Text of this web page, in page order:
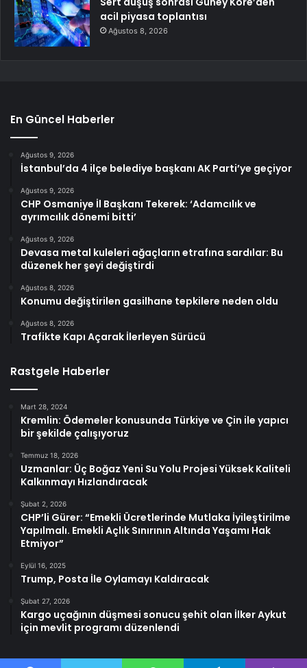
acil piyasa toplantısı
Ağustos 8, 2026
En Güncel Haberler
Ağustos 9, 2026
İstanbul’da 4 ilçe belediye başkanı AK Parti’ye geçiyor
Ağustos 9, 2026
CHP Osmaniye İl Başkanı Tekerek: ‘Adamcılık ve
ayrımcılık dönemi bitti’
Ağustos 9, 2026
Devasa metal kuleleri ağaçların etrafına sardılar: Bu
düzenek her şeyi değiştirdi
Ağustos 8, 2026
Konumu değiştirilen gasilhane tepkilere neden oldu
Ağustos 8, 2026
Trafikte Kapı Açarak İlerleyen Sürücü
Rastgele Haberler
Mart 28, 2024
Kremlin: Ödemeler konusunda Türkiye ve Çin ile yapıcı
bir şekilde çalışıyoruz
Temmuz 18, 2026
Uzmanlar: Üç Boğaz Yeni Su Yolu Projesi Yüksek Kaliteli
Kalkınmayı Hızlandıracak
Şubat 2, 2026
CHP’li Gürer: “Emekli Ücretlerinde Mutlaka İyileştirilme
Yapılmalı. Emekli Açlık Sınırının Altında Yaşamı Hak
Etmiyor”
Eylül 16, 2025
Trump, Posta İle Oylamayı Kaldıracak
Şubat 27, 2026
Kargo uçağının düşmesi sonucu şehit olan İlker Aykut
için mevlit programı düzenlendi